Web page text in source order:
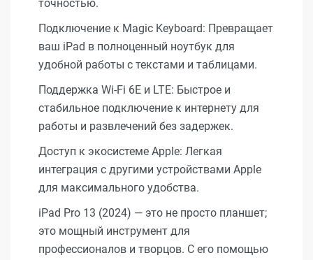
точностью.
Подключение к Magic Keyboard: Превращает
ваш iPad в полноценный ноутбук для
удобной работы с текстами и таблицами.
Поддержка Wi-Fi 6E и LTE: Быстрое и
стабильное подключение к интернету для
работы и развлечений без задержек.
Доступ к экосистеме Apple: Легкая
интеграция с другими устройствами Apple
для максимального удобства.
iPad Pro 13 (2024) — это не просто планшет;
это мощный инструмент для
профессионалов и творцов. С его помощью